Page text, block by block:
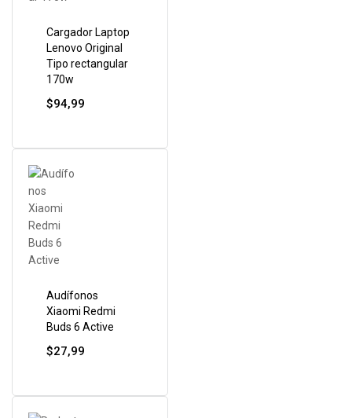
Cargador Laptop
Lenovo Original
Tipo rectangular
170w
$94,99
Audífonos
Xiaomi Redmi
Buds 6 Active
$27,99